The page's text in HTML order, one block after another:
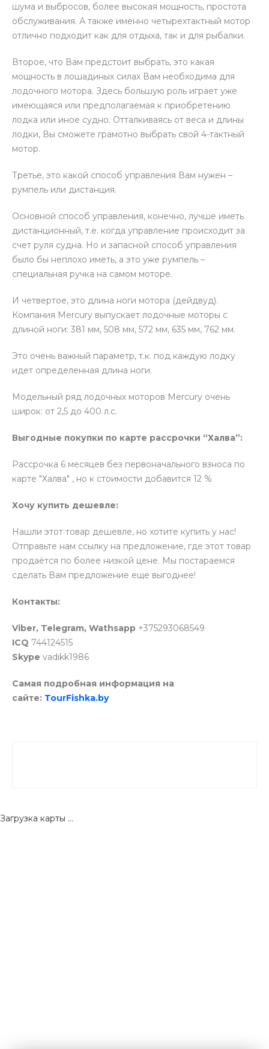
шума и выбросов, более высокая мощность, простота
обслуживания. А также именно четырехтактный мотор
отлично подходит как для отдыха, так и для рыбалки.
Второе, что Вам предстоит выбрать, это какая
мощность в лошадиных силах Вам необходима для
лодочного мотора. Здесь большую роль играет уже
имеющаяся или предполагаемая к приобретению
лодка или иное судно. Отталкиваясь от веса и длины
лодки, Вы сможете грамотно выбрать свой 4-тактный
мотор.
Третье, это какой способ управления Вам нужен –
румпель или дистанция.
Основной способ управления, конечно, лучше иметь
дистанционный, т.е. когда управление происходит за
счет руля судна. Но и запасной способ управления
было бы неплохо иметь, а это уже румпель –
специальная ручка на самом моторе.
И четвертое, это длина ноги мотора (дейдвуд).
Компания Mercury выпускает лодочные моторы с
длиной ноги: 381 мм, 508 мм, 572 мм, 635 мм, 762 мм.
Это очень важный параметр, т.к. под каждую лодку
идет определенная длина ноги.
Модельный ряд лодочных моторов Mercury очень
широк: от 2,5 до 400 л.с.
Выгодные покупки по карте рассрочки “Халва”:
Рассрочка 6 месяцев без первоначального взноса по
карте "Халва" , но к стоимости добавится 12 %
Хочу купить дешевле:
Нашли этот товар дешевле, но хотите купить у нас!
Отправьте нам ссылку на предложение, где этот товар
продаётся по более низкой цене. Мы постараемся
сделать Вам предложение еще выгоднее!
Контакты:
Viber, Telegram, Wathsapp +375293068549
ICQ 744124515
Skype vadikk1986
Самая подробная информация на
сайте: TourFishka.by
Загрузка карты ...